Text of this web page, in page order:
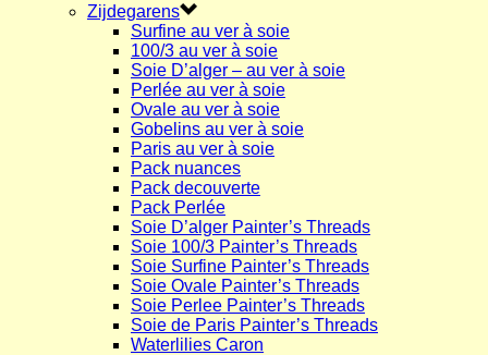
Zijdegarens
Surfine au ver à soie
100/3 au ver à soie
Soie D’alger – au ver à soie
Perlée au ver à soie
Ovale au ver à soie
Gobelins au ver à soie
Paris au ver à soie
Pack nuances
Pack decouverte
Pack Perlée
Soie D’alger Painter’s Threads
Soie 100/3 Painter’s Threads
Soie Surfine Painter’s Threads
Soie Ovale Painter’s Threads
Soie Perlee Painter’s Threads
Soie de Paris Painter’s Threads
Waterlilies Caron